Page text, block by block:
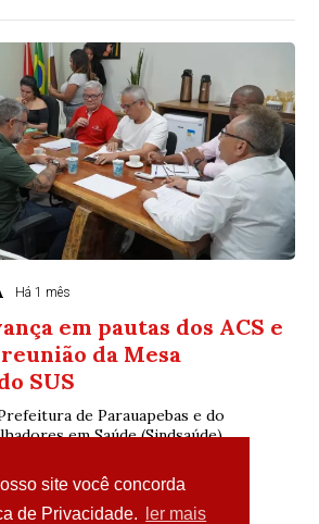
site você concorda
de Privacidade.
ler mais
Há 1 mês
em pautas dos ACS e
da Mesa
SUS
de Parauapebas e do
em Saúde (Sindsaúde)